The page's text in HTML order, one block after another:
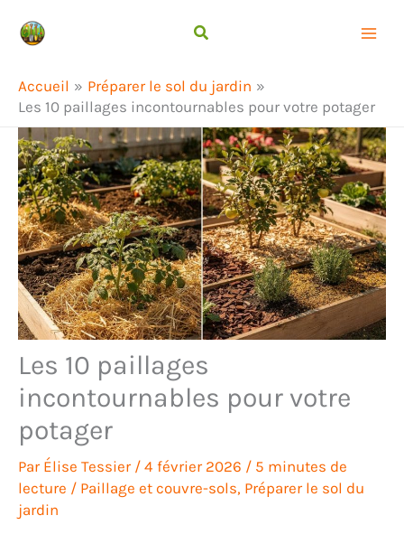
Accueil
Préparer le sol du jardin
Les 10 paillages incontournables pour votre potager
Les 10 paillages
incontournables pour votre
potager
Par Élise Tessier / 4 février 2026 / 5 minutes de
lecture / Paillage et couvre-sols, Préparer le sol du
jardin